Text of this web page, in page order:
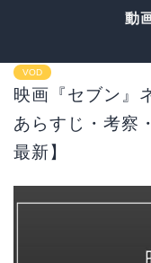
動
VOD
映画『セブン』
あらすじ・考察
最新】